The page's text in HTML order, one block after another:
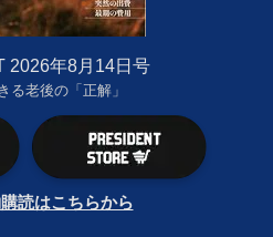
2026年8月14日号
る老後の「正解」
読はこちらから